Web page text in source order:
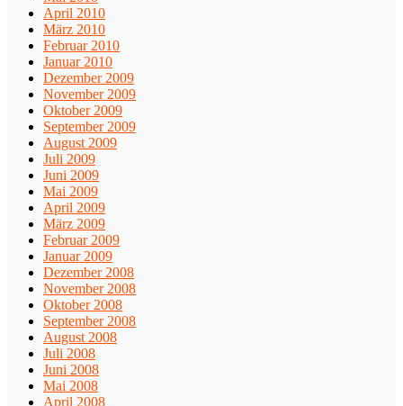
April 2010
März 2010
Februar 2010
Januar 2010
Dezember 2009
November 2009
Oktober 2009
September 2009
August 2009
Juli 2009
Juni 2009
Mai 2009
April 2009
März 2009
Februar 2009
Januar 2009
Dezember 2008
November 2008
Oktober 2008
September 2008
August 2008
Juli 2008
Juni 2008
Mai 2008
April 2008